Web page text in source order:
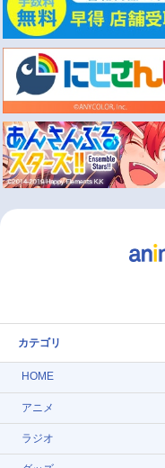
カテゴリ
HOME
アニメ
ラジオ